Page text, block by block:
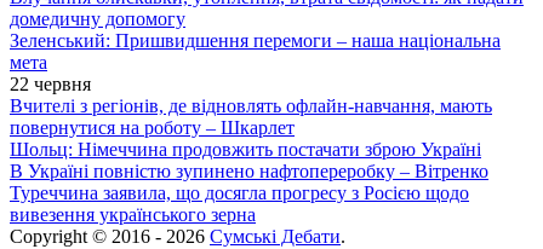
домедичну допомогу
Зеленський: Пришвидшення перемоги – наша національна
мета
22 червня
Вчителі з регіонів, де відновлять офлайн-навчання, мають
повернутися на роботу – Шкарлет
Шольц: Німеччина продовжить постачати зброю Україні
В Україні повністю зупинено нафтопереробку – Вітренко
Туреччина заявила, що досягла прогресу з Росією щодо
вивезення українського зерна
Copyright © 2016 - 2026 Сумські Дебати.